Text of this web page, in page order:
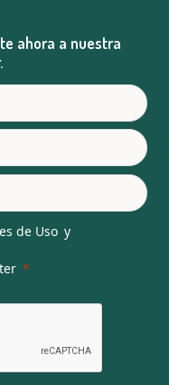
ahora a nuestra
de Uso y